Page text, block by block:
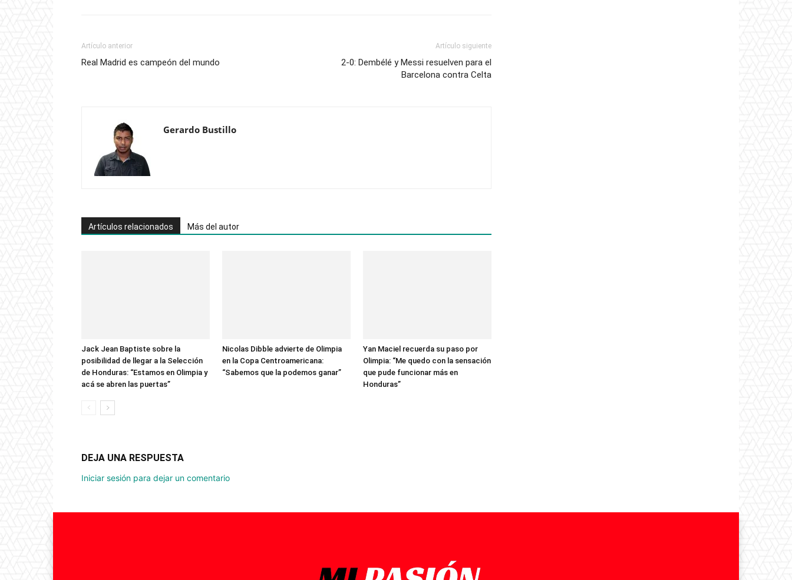
Artículo anterior
Real Madrid es campeón del mundo
Artículo siguiente
2-0: Dembélé y Messi resuelven para el
Barcelona contra Celta
Gerardo Bustillo
Artículos relacionados Más del autor
Jack Jean Baptiste sobre la
posibilidad de llegar a la Selección
de Honduras: “Estamos en Olimpia y
acá se abren las puertas”
Nicolas Dibble advierte de Olimpia
en la Copa Centroamericana:
“Sabemos que la podemos ganar”
Yan Maciel recuerda su paso por
Olimpia: “Me quedo con la sensación
que pude funcionar más en
Honduras”
DEJA UNA RESPUESTA
Iniciar sesión para dejar un comentario